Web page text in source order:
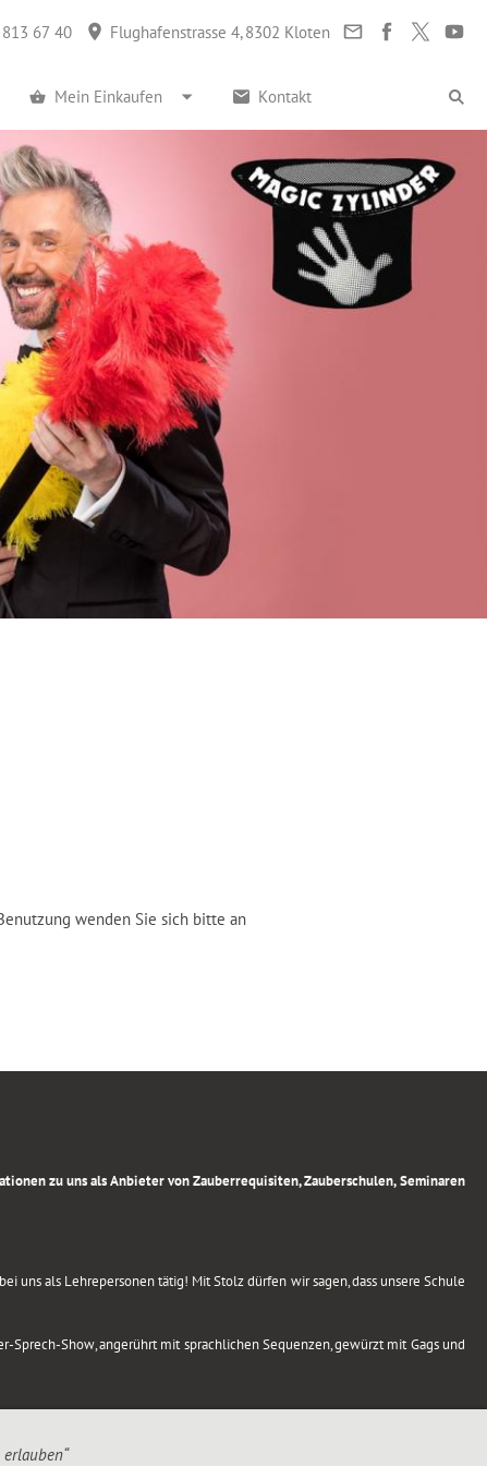
67 40 Flughafenstrasse 4, 8302 Kloten
Mein Einkaufen Kontakt
wenden Sie sich bitte an
zu uns als Anbieter von Zauberrequisiten, Zauberschulen, Seminaren
uns als Lehrepersonen tätig! Mit Stolz dürfen wir sagen, dass unsere Schule
Sprech-Show, angerührt mit sprachlichen Sequenzen, gewürzt mit Gags und
erlauben“